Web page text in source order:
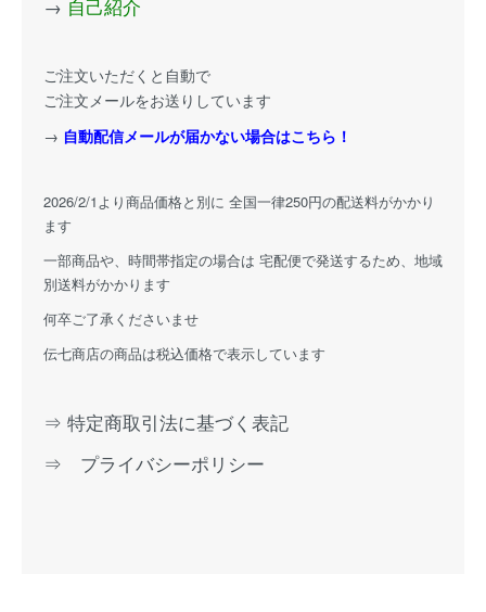
→ 自己紹介
ご注文いただくと自動で
ご注文メールをお送りしています
→ 自動配信メールが届かない場合はこちら！
2026/2/1より商品価格と別に 全国一律250円の配送料がかかり
ます
一部商品や、時間帯指定の場合は 宅配便で発送するため、地域
別送料がかかります
何卒ご了承くださいませ
伝七商店の商品は税込価格で表示しています
⇒ 特定商取引法に基づく表記
⇒ プライバシーポリシー